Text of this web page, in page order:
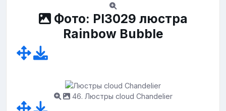
Фото: Pl3029 люстра
Rainbow Bubble
46. Люстры cloud Chandelier